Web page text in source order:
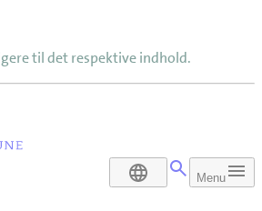
til det respektive indhold.
DA Menu